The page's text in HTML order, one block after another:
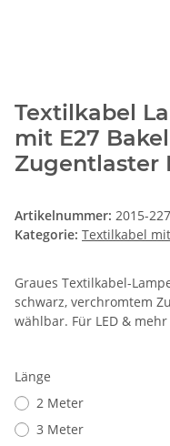
Textilkabel
mit E27
Zugentlaster
Artikelnummer: 2015-
Kategorie: Textilkabel
Graues Textilkabel-
schwarz, verchromtem
wählbar. Für LED &
Länge
2 Meter
3 Meter